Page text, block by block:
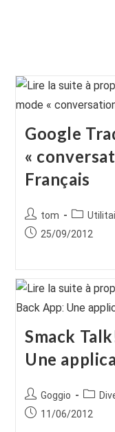
Google
«
Français
Auteur/autrice
de
tom
Post
category:
Publication
25/09/2012
Smack
Une
Auteur/autrice
de
Goggio
Post
Publication
11/06/2012